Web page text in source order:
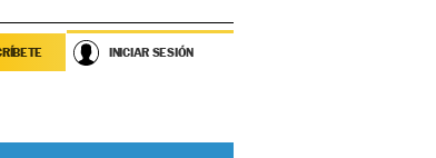
INICIAR SESIÓN